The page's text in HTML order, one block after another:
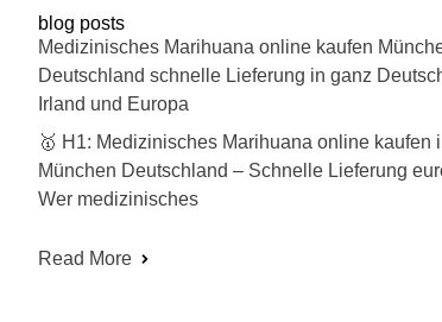
blog posts
Medizinisches Marihuana online kaufen
Deutschland schnelle Lieferung in ganz
Irland und Europa
🥇 H1: Medizinisches Marihuana online kaufen
München Deutschland – Schnelle Lieferung
Wer medizinisches
Read More